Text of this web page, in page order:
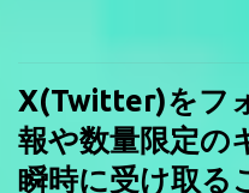
X(Twitter)をフ
報や数量限定の
瞬時に受け取る